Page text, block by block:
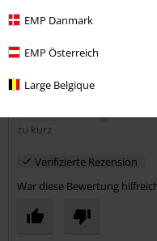
EMP Danmark
EMP Österreich
Large Belgique
Design
zu eng
zu kurz
Verifizierte Rezension
War diese Bewertung